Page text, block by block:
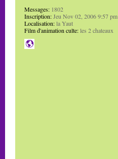
Messages: 1802
Inscription:Jeu Nov 02, 2006 9:57 pm
Localisation:la Yaut
Film d'animation culte:les 2 chateaux